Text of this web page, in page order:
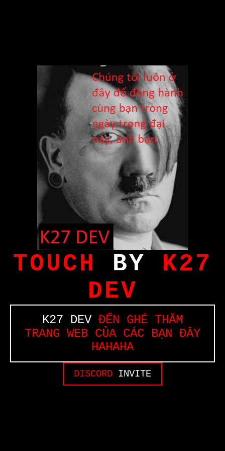
TOUCH BY K27
DEV
K27 DEVĐẾN GHÉ THĂM
TRANG WEB CỦA CÁC BẠN ĐÂY
HAHAHA
DISCORD INVITE